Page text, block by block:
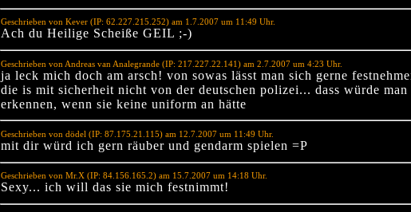
Geschrieben von Kever (IP: 62.227.215.252) am 1.7.2007 um 11:49 Uhr.
Ach du Heilige Scheiße GEIL ;-)
Geschrieben von Andreas van Analegrande (IP: 217.227.22.141) am 2.7.2007 um 4:23 Uhr.
ja leck mich doch am arsch! von sowas lässt man sich gerne
die is mit sicherheit nicht von der deutschen polizei... dass würde man
erkennen, wenn sie keine uniform an hätte
Geschrieben von dödel (IP: 87.175.21.115) am 12.7.2007 um 11:49 Uhr.
mit dir würd ich gern räuber und gendarm spielen =P
Geschrieben von Mr.X (IP: 84.156.165.2) am 15.7.2007 um 14:18 Uhr.
Sexy... ich will das sie mich festnimmt!